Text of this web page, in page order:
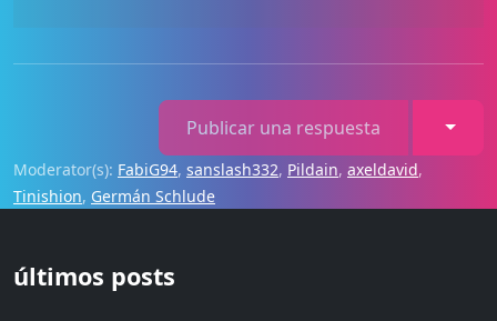
Publicar una respuesta
Moderator(s): FabiG94, sanslash332, Pildain, axeldavid,
Tinishion, Germán Schlude
últimos posts